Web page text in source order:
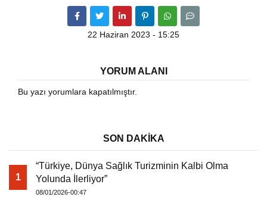
havadurumu.php on line17
22 Haziran 2023 - 15:25
YORUM ALANI
Bu yazı yorumlara kapatılmıştır.
SON DAKİKA
1
“Türkiye, Dünya Sağlık Turizminin Kalbi Olma
Yolunda İlerliyor”
08/01/2026-00:47